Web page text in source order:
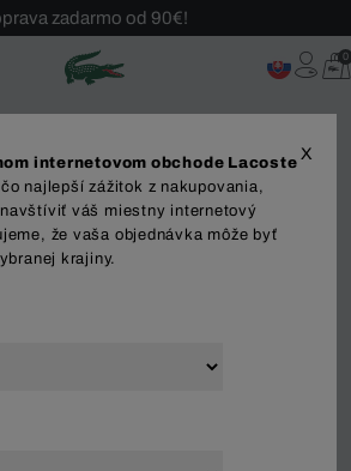
výpredaj až -40 %!
Bezplatné vrátenie!
0
ŽENY
X
internetovom obchode Lacoste
najlepší zážitok z nakupovania,
váš miestny internetový
že vaša objednávka môže byť
krajiny.